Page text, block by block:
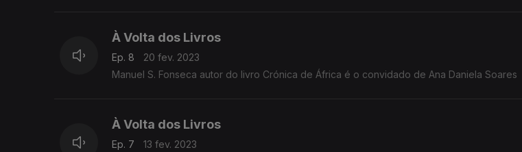
À Volta dos Livros
Ep. 8
20 fev. 2023
Manuel S. Fonseca autor do livro Crónica de África é o convidado de Ana Daniela Soares
À Volta dos Livros
Ep. 7
13 fev. 2023